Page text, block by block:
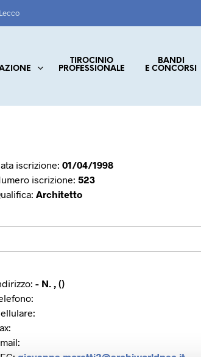
TIROCINIO
PROFESSIONALE
BANDI
E CONCORSI
iscrizione: 01/04/1998
iscrizione: 523
Architetto
- N. , ()
giovanna.moretti2@archiworldpec.it